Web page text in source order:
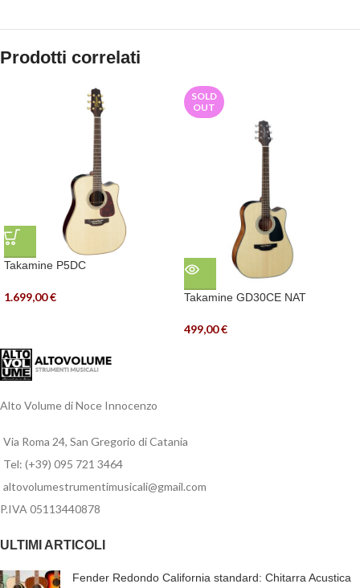
Prodotti correlati
Takamine P5DC
1.699,00€
SOLD
OUT
Takamine GD30CE NAT
499,00€
Alto Volume di Noce Innocenzo
Via Roma 24, San Gregorio di Catania
Tel: (+39) 095 721 3464
altovolumestrumentimusicali@gmail.com
P.IVA 05113440878
ULTIMI ARTICOLI
Fender Redondo California standard: Chitarra Acustica